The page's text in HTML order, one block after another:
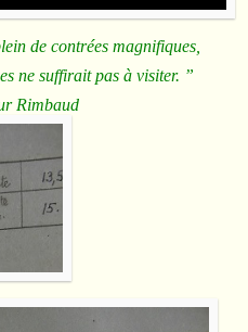
de contrées magnifiques,
ne suffirait pas à visiter. ”